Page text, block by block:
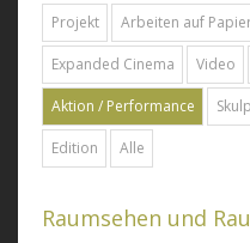
Projekt Arbeiten auf
Expanded Cinema Video
Aktion / Performance
Edition Alle
Raumsehen und